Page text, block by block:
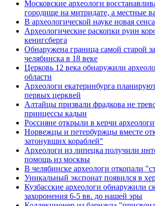
Московские археологи
городище на митридате, а местные
В археологической науке новая
Археологические раскопки руин
кенигсберга
Обнаружена граница самой старой
челябинска в 18 веке
Церковь 12 века обнаружили
области
Археологи екатеринбурга
первых церквей
Алтайцы призвали фрадкова не
принцессы кадын
Россияне открыли в керчи
Норвежцы и петербуржцы вместе
затонувших кораблей"
Археологи из липецка получили
помощь из москвы
В челябинске археологи откопали
Уникальный экспонат появился в
Кузбасские археологи обнаружили
захоронения 6-5 вв. до нашей эры